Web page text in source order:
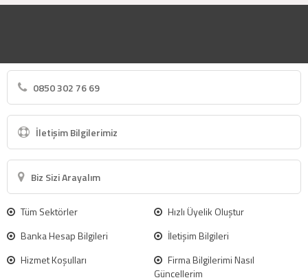
0850 302 76 69
İletişim Bilgilerimiz
Biz Sizi Arayalım
Tüm Sektörler
Hızlı Üyelik Oluştur
Banka Hesap Bilgileri
İletişim Bilgileri
Hizmet Koşulları
Firma Bilgilerimi Nasıl
Güncellerim